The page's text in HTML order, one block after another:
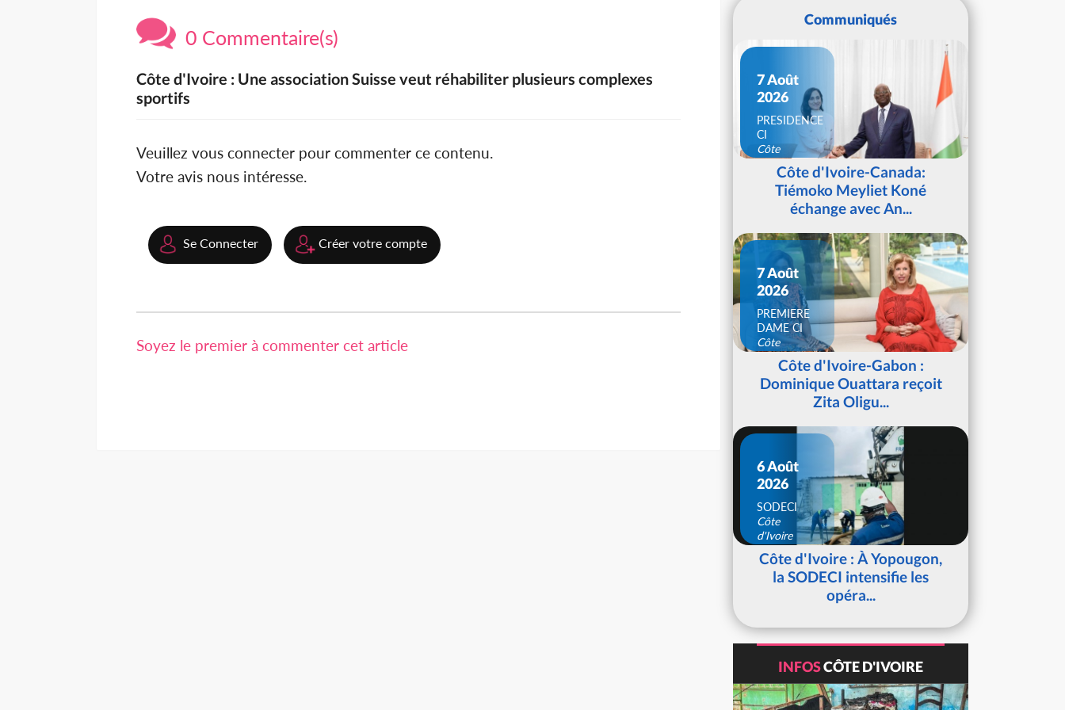
0 Commentaire(s)
Côte d'Ivoire : Une association Suisse veut réhabiliter plusieurs complexes
sportifs
Veuillez vous connecter pour commenter ce contenu.
Votre avis nous intéresse.
Se Connecter Créer votre compte
Soyez le premier à commenter cet article
Communiqués
7 Août
2026
PRESIDENCE
CI
Côte
d'IvoireCôte d'Ivoire-Canada:
Tiémoko Meyliet Koné
échange avec An...
7 Août
2026
PREMIERE
DAME CI
Côte
d'IvoireCôte d'Ivoire-Gabon :
Dominique Ouattara reçoit
Zita Oligu...
6 Août
2026
SODECI
Côte
d'Ivoire
Côte d'Ivoire : À Yopougon,
la SODECI intensifie les
opéra...
INFOSCÔTE D'IVOIRE